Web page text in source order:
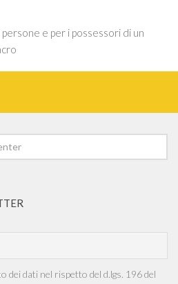
e per i possessori di un
dei dati nel rispetto del d.lgs. 196 del